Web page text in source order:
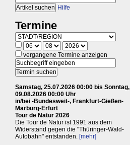
Hilfe
Termine
vergangene Termine anzeigen
Samstag, 25.07.2026 00:00 bis Sonntag,
09.08.2026 00:00 Uhr
in/bei -Bundesweit-, Frankfurt-Gießen-
Marburg-Erfurt
Tour de Natur 2026
Die Tour de Natur ist 1991 aus dem
Widerstand gegen die "Thüringer-Wald-
Autobahn" entstanden. [mehr]